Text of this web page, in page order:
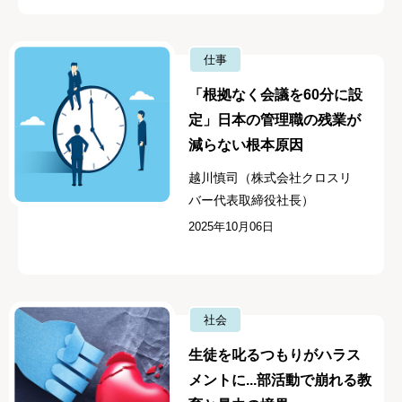
仕事
「根拠なく会議を60分に設
定」日本の管理職の残業が
減らない根本原因
越川慎司（株式会社クロスリ
バー代表取締役社長）
2025年10月06日
社会
生徒を叱るつもりがハラス
メントに...部活動で崩れる教